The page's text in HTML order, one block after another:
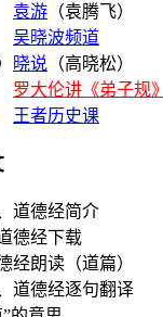
袁游 （袁腾飞）
吴晓波频道
晓说 （高晓松）
罗大伦讲《弟子规》
王者历史课
道德经简介
德经下载
经朗读（道篇）
道德经逐句翻译